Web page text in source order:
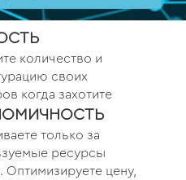
количество и
своих
когда захотите
только за
ресурсы
Оптимизируете цену,